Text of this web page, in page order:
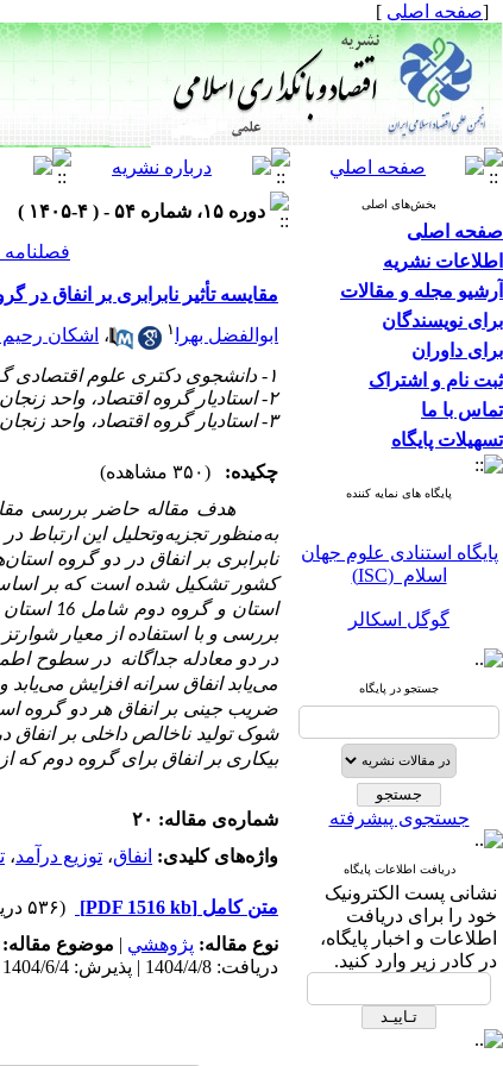
[صفحه اصلی ]
بخش‌های اصلی
صفحه اصلی
اطلاعات نشریه
آرشیو مجله و مقالات
برای نویسندگان
برای داوران
ثبت نام و اشتراک
تماس با ما
تسهیلات پایگاه
پایگاه های نمایه کننده
پایگاه استنادی علوم جهان
اسلام (ISC)
گوگل اسکالر
نورمگز
سیویلیکا
پایگاه استنادی علوم جهان
اسلام (ISC)
گوگل اسکالر
مگ ایران
جستجو در پایگاه
جستجوی پیشرفته
دریافت اطلاعات پایگاه
نشانی پست الکترونیک
خود را برای دریافت
اطلاعات و اخبار پایگاه،
در کادر زیر وارد کنید.
دوره ۱۵، شماره ۵۴ - ( ۴-۱۴۰۵ )
فصلنامه
مقایسه‌ تأثیر نابرابری بر انفاق در
ابوالفضل بهرا ۱ ، اشکان رحیم
۱- دانشجوی دکتری علوم اقتصادی گروه اقتصاد. واحد زنجان، دانشگاه آزاد اسلامی، زنجان، ایران
۲- استادیار گروه اقتصاد، واحد زنجان، دانشگاه آزاد اسلامی، زنجان، ایران(نویسنده مسئول) ،
۳- استادیار گروه اقتصاد، واحد زنجان، دانشگاه آزاد اسلامی، زنجان، ایران
چکیده: (۳۵۰ مشاهده)
هدف مقاله حاضر بررسی
به‌منظور تجزیه‌وتحلیل این ارتباط
استان و
بررسی و با استفاده از معیار
می‌یابد انفاق سرانه افزایش
ضریب جینی بر انفاق هر دو گروه
شوک تولید ناخالص داخلی بر
بیکاری بر انفاق برای گروه دوم
شماره‌ی مقاله: ۲۰
واژه‌های کلیدی: انفاق، توزیع درآمد،
متن کامل [PDF 1516 kb]
(۵۳۶ دریافت)
نوع مقاله: پژوهشي | موضوع مقاله:
دریافت: 1404/4/8 | پذیرش: 1404/6/4 | انتشار: 1405/3/10